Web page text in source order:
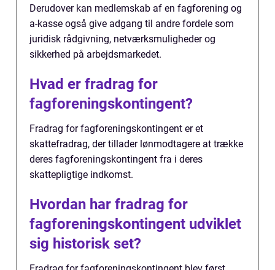
Derudover kan medlemskab af en fagforening og
a-kasse også give adgang til andre fordele som
juridisk rådgivning, netværksmuligheder og
sikkerhed på arbejdsmarkedet.
Hvad er fradrag for
fagforeningskontingent?
Fradrag for fagforeningskontingent er et
skattefradrag, der tillader lønmodtagere at trække
deres fagforeningskontingent fra i deres
skattepligtige indkomst.
Hvordan har fradrag for
fagforeningskontingent udviklet
sig historisk set?